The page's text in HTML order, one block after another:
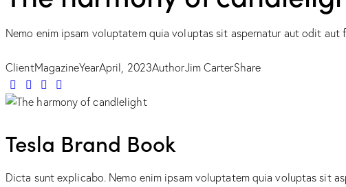
Nemo enim ipsam voluptatem quia voluptas sit aspernatur aut odit
ClientMagazineYearApril, 2023AuthorJim CarterShare
Tesla Brand Book
Dicta sunt explicabo. Nemo enim ipsam voluptatem quia voluptas sit